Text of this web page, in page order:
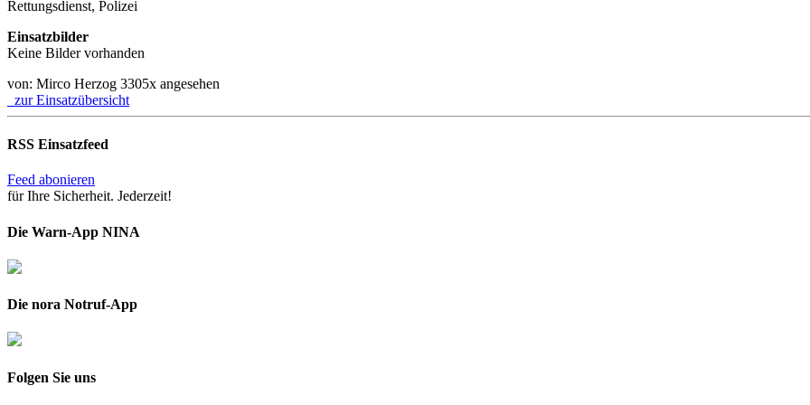
Rettungsdienst, Polizei
Einsatzbilder
Keine Bilder vorhanden
von: Mirco Herzog 3305x angesehen
zur Einsatzübersicht
RSS Einsatzfeed
Feed abonieren
für Ihre Sicherheit. Jederzeit!
Die Warn-App NINA
Die nora Notruf-App
Folgen Sie uns